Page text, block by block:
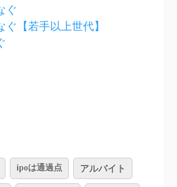
ぐ
【若手以上世代】
ipoは通過点 アルバイト